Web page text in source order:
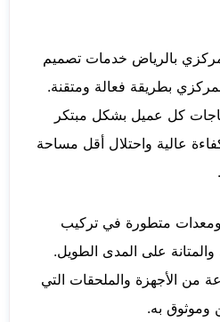
بالرياض خدمات تصميم
بطريقة فعالة ومتقنة.
كل عميل بشكل مبتكر
عالية واحتلال أقل مساحة
ومعدات متطورة في تركيب
والمتانة على المدى الطويل.
من الأجهزة والملحقات التي
وموثوق به.